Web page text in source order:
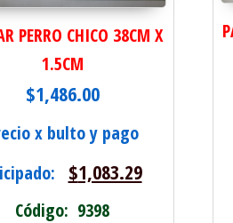
PERRO CHICO 38CM X
1.5CM
$1,486.00
x bulto y pago
$1,083.29
Código: 9398